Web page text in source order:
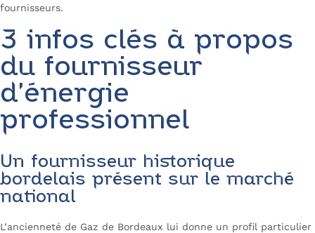
fournisseurs.
3 infos clés à propos
du fournisseur
d’énergie
professionnel
Un fournisseur historique
bordelais présent sur le marché
national
L’ancienneté de Gaz de Bordeaux lui donne un profil particulier